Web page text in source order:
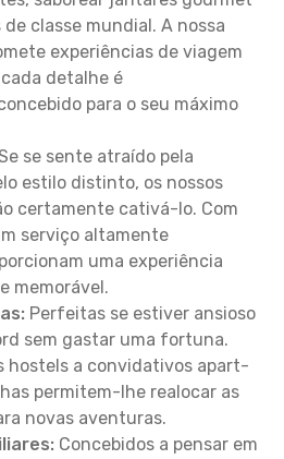
classe mundial. A nossa
experiências de viagem
detalhe é
para o seu máximo
se sente atraído pela
estilo distinto, os nossos
certamente cativá-lo. Com
serviço altamente
uma experiência
memorável.
Perfeitas se estiver ansioso
sem gastar uma fortuna.
hostels a convidativos apart-
permitem-lhe realocar as
novas aventuras.
Concebidos a pensar em